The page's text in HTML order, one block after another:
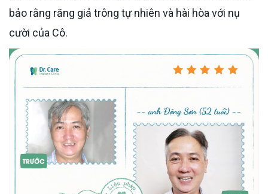
bảo rằng răng giả trông tự nhiên và hài hòa với nụ
cười của Cô.